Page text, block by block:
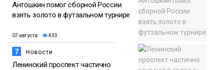
Антошкин помог сборной России
взять золото в футзальном турнире
07 августа 433
7 Новости
Ленинский проспект частично